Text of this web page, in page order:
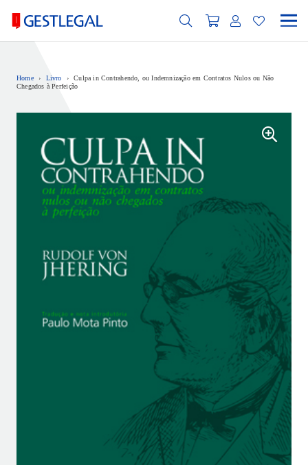
Home › Livro ›
Culpa in Contrahendo, ou Indemnização em Contratos Nulos ou Não
Chegados à Perfeição